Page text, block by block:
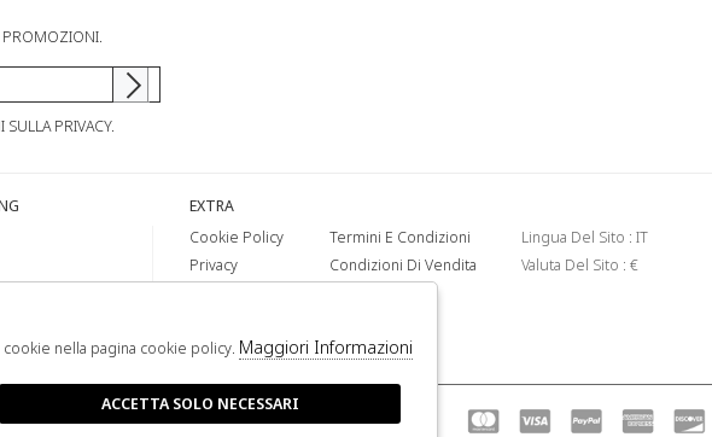
PROMOZIONI.
PRIVACY.
EXTRA
Cookie Policy
Privacy
Termini E Condizioni
Condizioni Di Vendita
Lingua Del Sito : IT
Valuta Del Sito : €
nella pagina cookie policy. Maggiori Informazioni
ACCETTA SOLO NECESSARI